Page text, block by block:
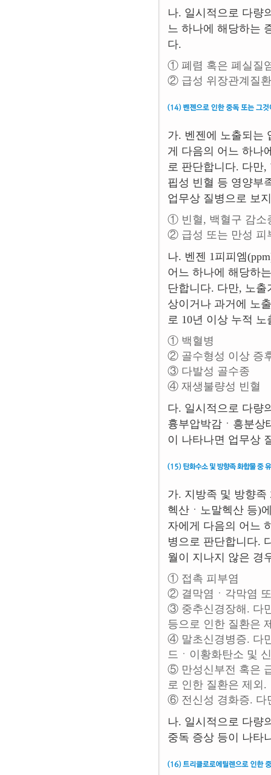
나. 일시적으로 다량
느 하나에 해당하는
다.
① 폐렴 혹은 폐실질
② 급성 위장관계질환
가. 벤젠에 노출되는
게 다음의 어느 하나
로 판단합니다. 다만
핍성 빈혈 등 영양부
업무상 질병으로 보
① 빈혈, 백혈구 감소
② 급성 또는 만성 피
나. 벤젠 1피피엠
어느 하나에 해당하
단합니다. 다만, 노
상이거나 과거에 노
로 10년 이상 누적
① 백혈병
② 골수형성 이상 증
③ 다발성 골수종
④ 재생불량성 빈혈
다. 일시적으로 다량
흉부압박감ㆍ흥분상
이 나타나면 업무상
가. 지방족 및 방향
헥산ㆍ노말헥산 등)
자에게 다음의 어느
병으로 판단합니다.
월이 지나지 않은 경
① 접촉 피부염
② 결막염ㆍ각막염
③ 중추신경장해. 다
등으로 인한 질환은
④ 말초신경병증. 다
드ㆍ이황화탄소 및
⑤ 만성신부전 혹은
로 인한 질환은 제외.
⑥ 전신성 경화증. 다
나. 일시적으로 다량
중독 증상 등이 나타